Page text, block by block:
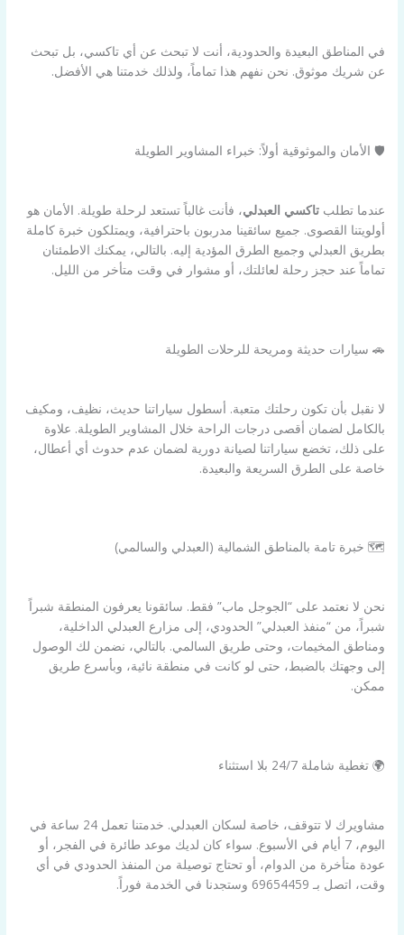
في المناطق البعيدة والحدودية، أنت لا تبحث عن أي تاكسي، بل تبحث
عن شريك موثوق. نحن نفهم هذا تماماً، ولذلك خدمتنا هي الأفضل.
🛡️ الأمان والموثوقية أولاً: خبراء المشاوير الطويلة
عندما تطلبتاكسي العبدلي، فأنت غالباً تستعد لرحلة طويلة. الأمان هو
أولويتنا القصوى. جميع سائقينا مدربون باحترافية، ويمتلكون خبرة كاملة
بطريق العبدلي وجميع الطرق المؤدية إليه. بالتالي، يمكنك الاطمئنان
تماماً عند حجز رحلة لعائلتك، أو مشوار في وقت متأخر من الليل.
🚗 سيارات حديثة ومريحة للرحلات الطويلة
لا نقبل بأن تكون رحلتك متعبة. أسطول سياراتنا حديث، نظيف، ومكيف
بالكامل لضمان أقصى درجات الراحة خلال المشاوير الطويلة. علاوة
على ذلك، تخضع سياراتنا لصيانة دورية لضمان عدم حدوث أي أعطال،
خاصة على الطرق السريعة والبعيدة.
🗺️ خبرة تامة بالمناطق الشمالية (العبدلي والسالمي)
نحن لا نعتمد على “الجوجل ماب” فقط. سائقونا يعرفون المنطقة شبراً
شبراً، من “منفذ العبدلي” الحدودي، إلى مزارع العبدلي الداخلية،
ومناطق المخيمات، وحتى طريق السالمي. بالتالي، نضمن لك الوصول
إلى وجهتك بالضبط، حتى لو كانت في منطقة نائية، وبأسرع طريق
ممكن.
🌍 تغطية شاملة 24/7 بلا استثناء
مشاويرك لا تتوقف، خاصة لسكان العبدلي. خدمتنا تعمل 24 ساعة في
اليوم، 7 أيام في الأسبوع. سواء كان لديك موعد طائرة في الفجر، أو
عودة متأخرة من الدوام، أو تحتاج توصيلة من المنفذ الحدودي في أي
وقت، اتصل بـ 69654459 وستجدنا في الخدمة فوراً.